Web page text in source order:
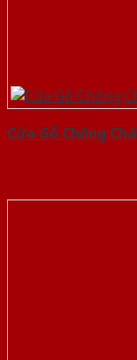
Cửa Gỗ Chống